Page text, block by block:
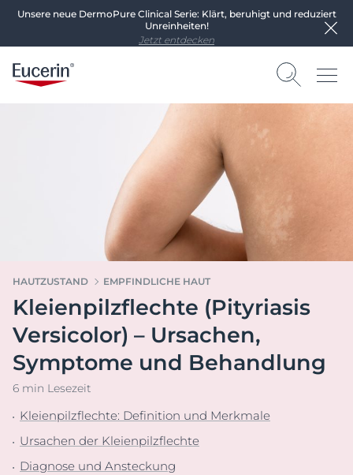
Unsere neue DermoPure Clinical Serie: Klärt, beruhigt und reduziert
Unreinheiten!
Jetzt entdecken
HAUTZUSTAND EMPFINDLICHE HAUT
Kleienpilzflechte (Pityriasis
Versicolor) – Ursachen,
Symptome und Behandlung
6 min Lesezeit
Kleienpilzflechte: Definition und Merkmale
Ursachen der Kleienpilzflechte
Diagnose und Ansteckung